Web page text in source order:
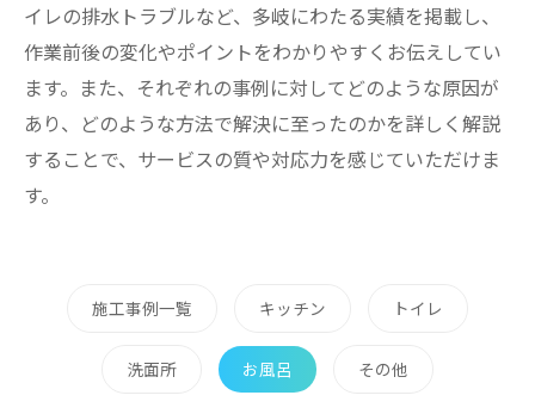
イレの排水トラブルなど、多岐にわたる実績を掲載し、
作業前後の変化やポイントをわかりやすくお伝えしてい
ます。また、それぞれの事例に対してどのような原因が
あり、どのような方法で解決に至ったのかを詳しく解説
することで、サービスの質や対応力を感じていただけま
す。
施工事例一覧 キッチン トイレ
洗面所 お風呂 その他